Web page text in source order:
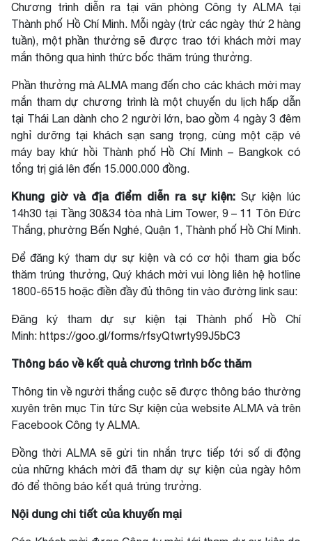
Chương trình diễn ra tại văn phòng Công ty ALMA tại
Thành phố Hồ Chí Minh. Mỗi ngày (trừ các ngày thứ 2 hàng
tuần), một phần thưởng sẽ được trao tới khách mời may
mắn thông qua hình thức bốc thăm trúng thưởng.
Phần thưởng mà ALMA mang đến cho các khách mời may
mắn tham dự chương trình là một chuyến du lịch hấp dẫn
tại Thái Lan dành cho 2 người lớn, bao gồm 4 ngày 3 đêm
nghỉ dưỡng tại khách sạn sang trọng, cùng một cặp vé
máy bay khứ hồi Thành phố Hồ Chí Minh – Bangkok có
tổng trị giá lên đến 15.000.000 đồng.
Khung giờ và địa điểm diễn ra sự kiện: Sự kiện lúc
14h30 tại Tầng 30&34 tòa nhà Lim Tower, 9 – 11 Tôn Đức
Thắng, phường Bến Nghé, Quận 1, Thành phố Hồ Chí Minh.
Để đăng ký tham dự sự kiện và có cơ hội tham gia bốc
thăm trúng thưởng, Quý khách mời vui lòng liên hệ hotline
1800-6515 hoặc điền đầy đủ thông tin vào đường link sau:
Đăng ký tham dự sự kiện tại Thành phố Hồ Chí
Minh: https://goo.gl/forms/rfsyQtwrty99J5bC3
Thông báo về kết quả chương trình bốc thăm
Thông tin về người thắng cuộc sẽ được thông báo thường
xuyên trên mục Tin tức Sự kiệncủa website ALMA và trên
Facebook Công ty ALMA.
Đồng thời ALMA sẽ gửi tin nhắn trực tiếp tới số di động
của những khách mời đã tham dự sự kiện của ngày hôm
đó để thông báo kết quả trúng trưởng.
Nội dung chi tiết của khuyến mại